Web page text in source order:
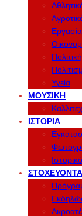
Εργασία
Πολιτική
Υγεία
ΜΟΥΣΙΚΉ
ΙΣΤΟΡΊΑ
Ιστορικό